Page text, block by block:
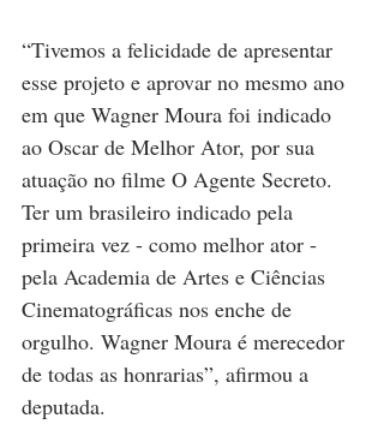
“Tivemos a felicidade de apresentar
esse projeto e aprovar no mesmo ano
em que Wagner Moura foi indicado
ao Oscar de Melhor Ator, por sua
atuação no filme O Agente Secreto.
Ter um brasileiro indicado pela
primeira vez - como melhor ator -
pela Academia de Artes e Ciências
Cinematográficas nos enche de
orgulho. Wagner Moura é merecedor
de todas as honrarias”, afirmou a
deputada.